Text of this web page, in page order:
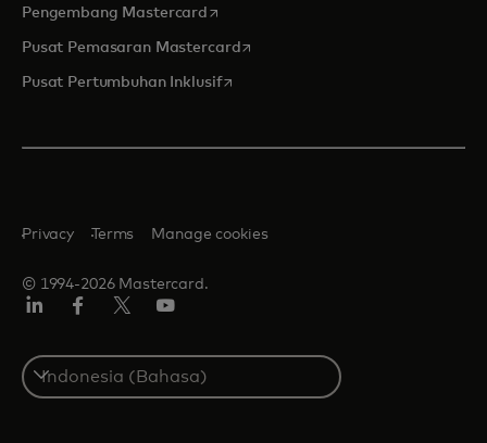
Pengembang Mastercard opens in a new tab
Pusat Pemasaran Mastercardopens in a new tab
Pusat Pertumbuhan Inklusifopens in a new tab
© 1994-2026 Mastercard.
Privacy Terms Manage cookies
Select
a
country